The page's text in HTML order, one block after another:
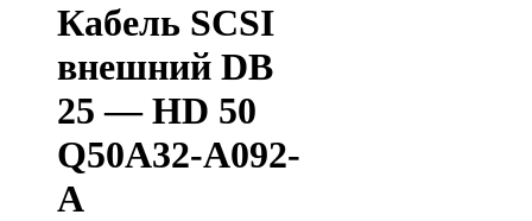
Кабель SCSI
внешний DB
25 — HD 50
Q50A32-A092-
A